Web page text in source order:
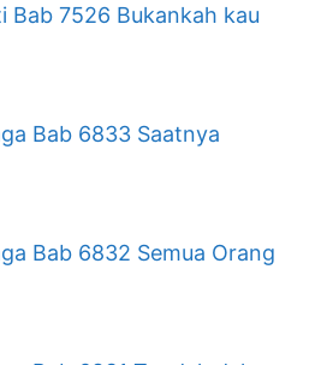
Bab 7526 Bukankah kau
Bab 6833 Saatnya
Bab 6832 Semua Orang